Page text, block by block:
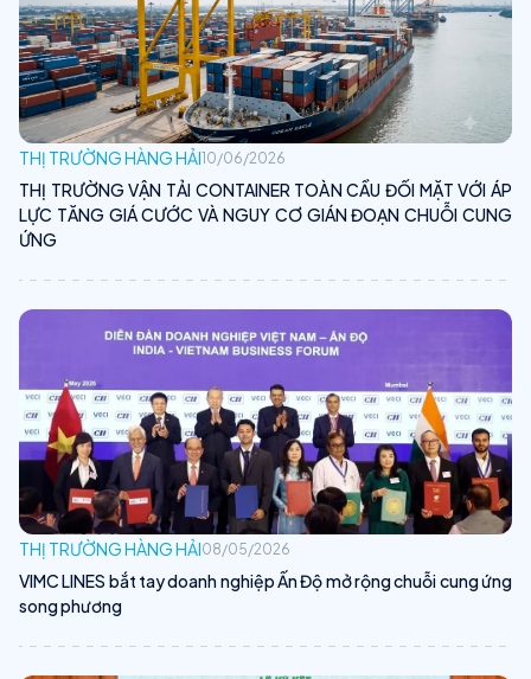
THỊ TRƯỜNG HÀNG HẢI10/06/2026
THỊ TRƯỜNG VẬN TẢI CONTAINER TOÀN CẦU ĐỐI MẶT VỚI ÁP
LỰC TĂNG GIÁ CƯỚC VÀ NGUY CƠ GIÁN ĐOẠN CHUỖI CUNG
ỨNG
THỊ TRƯỜNG HÀNG HẢI08/05/2026
VIMC LINES bắt tay doanh nghiệp Ấn Độ mở rộng chuỗi cung ứng
song phương